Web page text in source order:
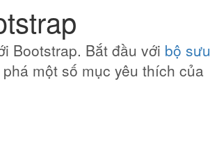
Bootstrap. Bắt đầu với bộ sưu
một số mục yêu thích của